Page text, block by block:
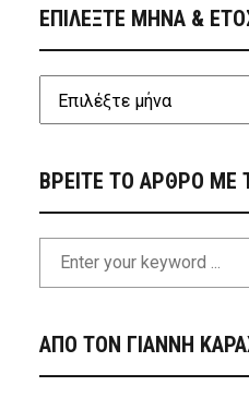
ΕΠΙΛΕΞΤΕ ΜΗΝΑ &
ΒΡΕΙΤΕ ΤΟ ΑΡΘΡΟ ΜΕ
ΑΠΟ ΤΟΝ ΓΙΑΝΝΗ